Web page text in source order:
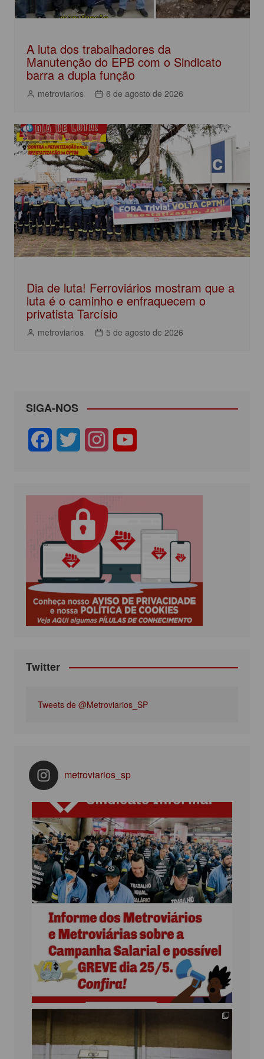
A luta dos trabalhadores da
Manutenção do EPB com o Sindicato
barra a dupla função
metroviarios 6 de agosto de 2026
Dia de luta! Ferroviários mostram que a
luta é o caminho e enfraquecem o
privatista Tarcísio
metroviarios 5 de agosto de 2026
SIGA-NOS
o
k
t
t
e
r
t
a
r
a
m
T
u
e
Twitter
Tweets de @Metroviarios_SP
metroviarios_sp